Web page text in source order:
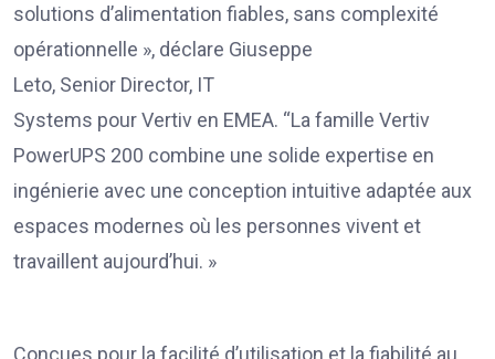
solutions d’alimentation fiables, sans complexité
opérationnelle », déclare Giuseppe
Leto, Senior Director, IT
Systems pour Vertiv en EMEA. “La famille Vertiv
PowerUPS 200 combine une solide expertise en
ingénierie avec une conception intuitive adaptée aux
espaces modernes où les personnes vivent et
travaillent aujourd’hui. »
Conçues pour la facilité d’utilisation et la fiabilité au